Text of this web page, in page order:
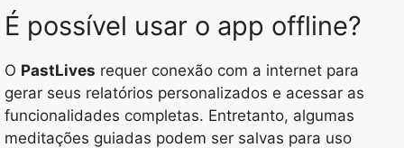
É possível usar o app offline?
O PastLives requer conexão com a internet para
gerar seus relatórios personalizados e acessar as
funcionalidades completas. Entretanto, algumas
meditações guiadas podem ser salvas para uso